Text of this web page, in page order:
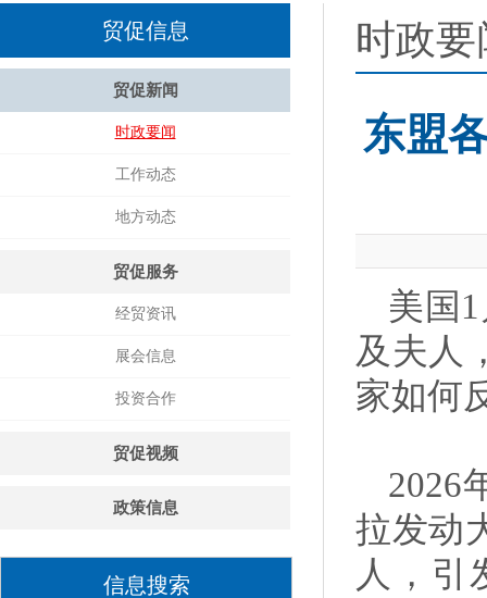
贸促信息
贸促新闻
时政要闻
工作动态
地方动态
贸促服务
经贸资讯
展会信息
投资合作
贸促视频
政策信息
信息搜索
时政要
东盟
美国
及夫人
家如何
2026
拉发动
人，引